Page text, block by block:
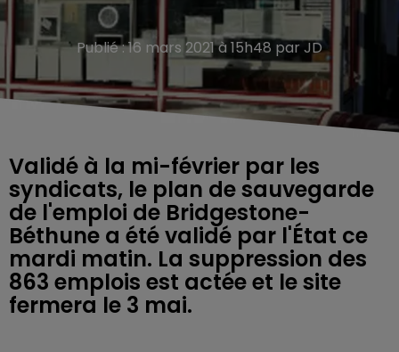
Publié : 16 mars 2021 à 15h48 par JD
Validé à la mi-février par les
syndicats, le plan de sauvegarde
de l'emploi de Bridgestone-
Béthune a été validé par l'État ce
mardi matin. La suppression des
863 emplois est actée et le site
fermera le 3 mai.